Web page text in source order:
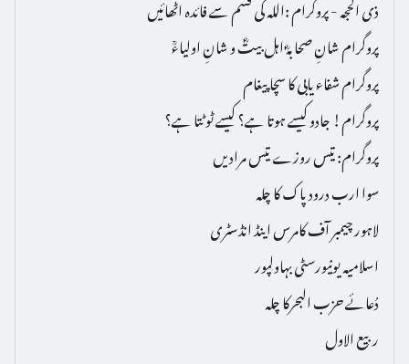
ذی الحجہ - پروگرام :اللہ کی قسم سے فائدہ اٹھائیں
پروگرام شانِ صحابہؓ اہل بیتؓ و شانِ اولیاءؒ
پروگرام شفاء یابی کا سچا پیغام
پروگرام! جادو کیسے ہوتا ہے؟ کیسے ٹوٹتا ہے؟
پروگرام: تیس روزے تیس مرادیں
سوا ارب درود پاک کا چلہ
لاہور چیمبر آف کامرس اینڈ انڈسٹری
اسلامیہ یونیورسٹی بہاولپور
دُعائے حزب البحرکا چلہ
ربیع الاول